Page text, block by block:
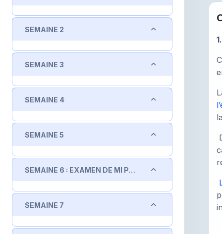
SEMAINE 2 Replier
SEMAINE 3 Replier
SEMAINE 4 Replier
SEMAINE 5 Replier
SEMAINE 6 : EXAMEN DE MI PARCOURS Replier
SEMAINE 7 Replier